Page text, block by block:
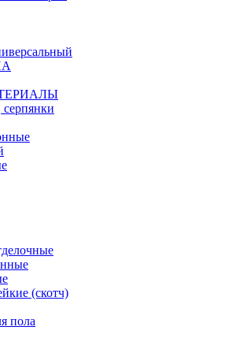
серпянки
(скотч)
пола